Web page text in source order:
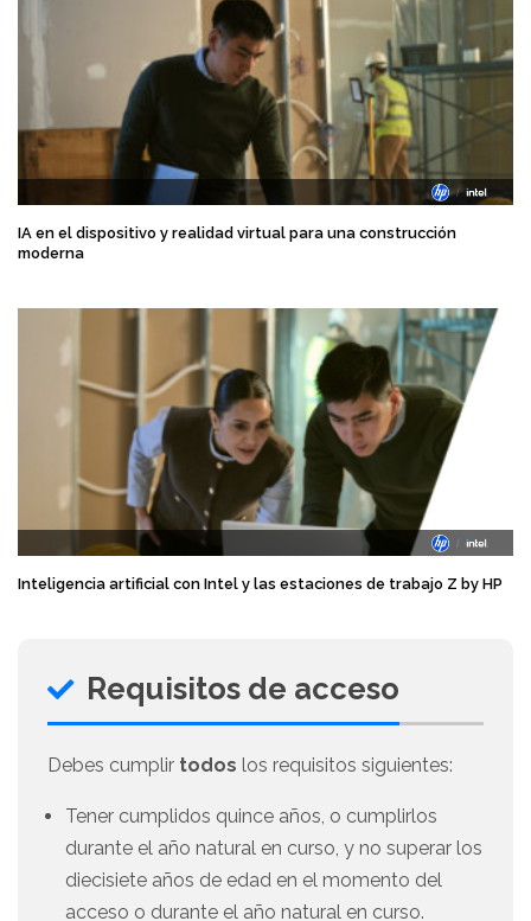
IA en el dispositivo y realidad virtual para una construcción
moderna
Inteligencia artificial con Intel y las estaciones de trabajo Z by HP
Requisitos de acceso
Debes cumplir todos los requisitos siguientes:
Tener cumplidos quince años, o cumplirlos
durante el año natural en curso, y no superar los
diecisiete años de edad en el momento del
acceso o durante el año natural en curso.